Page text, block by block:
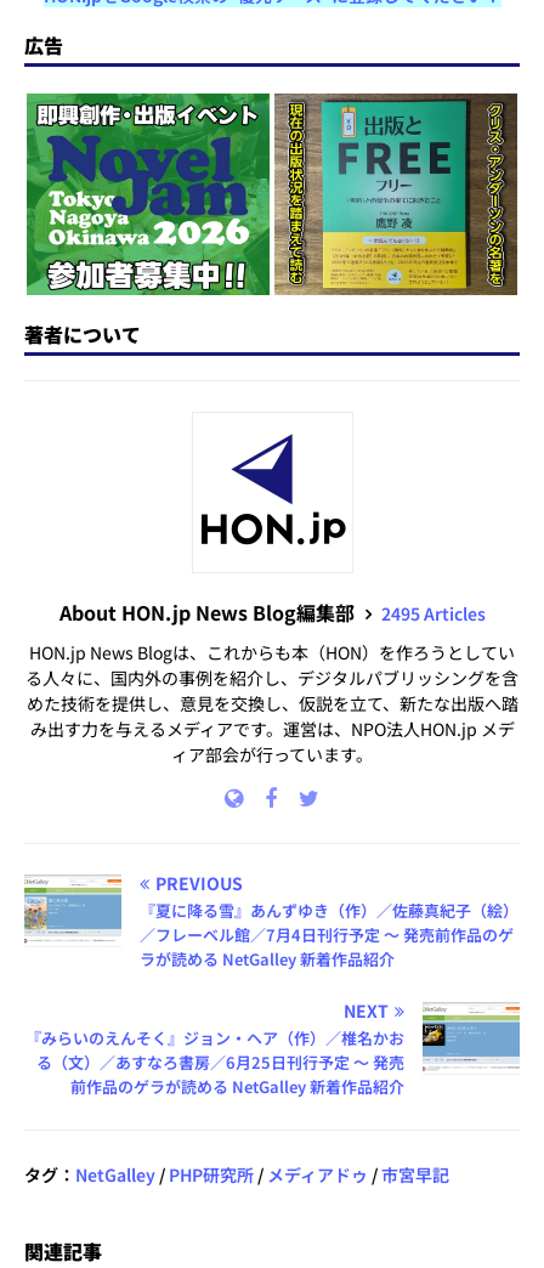
st
o
d
o
n
e
s
k
y
c
e
b
o
o
k
re
a
d
s
e e
n
a
広告
著者について
About HON.jp News Blog編集部
2495 Articles
HON.jp News Blogは、これからも本（HON）を作ろうとしてい
る人々に、国内外の事例を紹介し、デジタルパブリッシングを含
めた技術を提供し、意見を交換し、仮説を立て、新たな出版へ踏
み出す力を与えるメディアです。運営は、NPO法人HON.jp メデ
ィア部会が行っています。
PREVIOUS
『夏に降る雪』あんずゆき（作）／佐藤真紀子（絵）
／フレーベル館／7月4日刊行予定 ～ 発売前作品のゲ
ラが読める NetGalley 新着作品紹介
NEXT
『みらいのえんそく』ジョン・ヘア（作）／椎名かお
る（文）／あすなろ書房／6月25日刊行予定 ～ 発売
前作品のゲラが読める NetGalley 新着作品紹介
タグ： NetGalley / PHP研究所 / メディアドゥ /市宮早記
関連記事